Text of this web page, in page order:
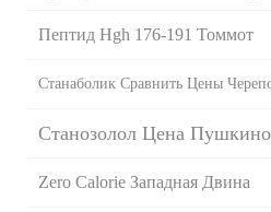
Пептид Hgh 176-191 Томмот
Станаболик Сравнить Цены
Станозолол Цена Пушкино
Zero Calorie Западная Двина